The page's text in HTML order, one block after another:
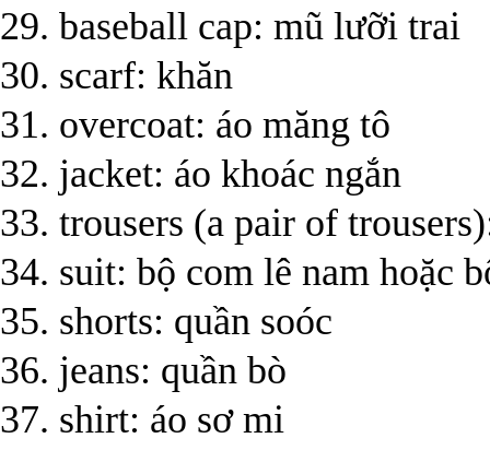
29. baseball cap: mũ lưỡi trai
30. scarf: khăn
31. overcoat: áo măng tô
32. jacket: áo khoác ngắn
33. trousers (a pair of
34. suit: bộ com lê nam hoặc
35. shorts: quần soóc
36. jeans: quần bò
37. shirt: áo sơ mi